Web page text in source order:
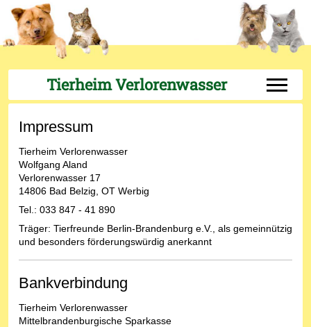
Tierheim Verlorenwasser Off-
Impressum
Tierheim Verlorenwasser
Wolfgang Aland
Verlorenwasser 17
14806 Bad Belzig, OT Werbig
Tel.: 033 847 - 41 890
Träger: Tierfreunde Berlin-Brandenburg e.V., als gemeinnützig
und besonders förderungswürdig anerkannt
Bankverbindung
Tierheim Verlorenwasser
Mittelbrandenburgische Sparkasse